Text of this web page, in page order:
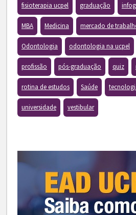
fisioterapia ucpel graduação
MBA Medicina mercado de
Odontologia odontologia na ucpel
profissão pós-graduação quiz
rotina de estudos Saúde
universidade vestibular